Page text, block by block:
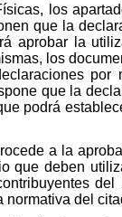
los
que la
aprobar la
los
por
que la
podrá
a la
deben
del